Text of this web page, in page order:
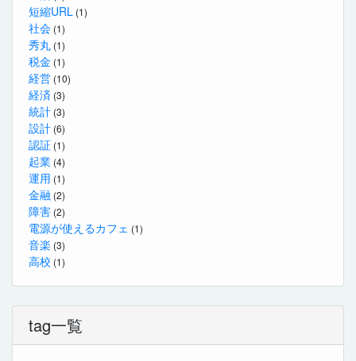
短縮URL (1)
社会 (1)
秀丸 (1)
税金 (1)
経営 (10)
経済 (3)
統計 (3)
設計 (6)
認証 (1)
起業 (4)
運用 (1)
金融 (2)
障害 (2)
電源が使えるカフェ (1)
音楽 (3)
高校 (1)
tag一覧